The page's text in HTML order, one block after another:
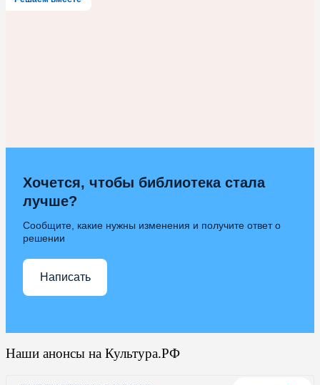
Хочется, чтобы библиотека стала
лучше?
Сообщите, какие нужны изменения и получите ответ о
решении
Написать
Наши анонсы на Культура.РФ